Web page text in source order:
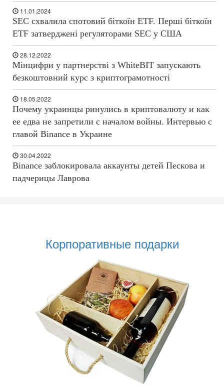
11.01.2024
SEC схвалила спотовий біткоїн ETF. Перші біткоїн
ETF затверджені регуляторами SEC у США
28.12.2022
Мінцифри у партнерстві з WhiteBIT запускають
безкоштовний курс з криптограмотності
18.05.2022
Почему украинцы ринулись в криптовалюту и как
ее едва не запретили с началом войны. Интервью с
главой Binance в Украине
30.04.2022
Binance заблокировала аккаунты детей Пескова и
падчерицы Лаврова
Корпоративные подарки